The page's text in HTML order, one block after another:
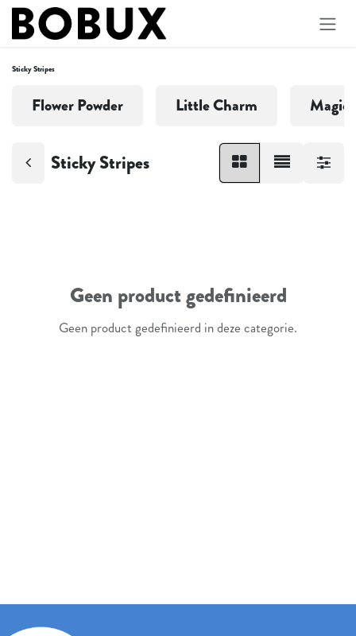
Overslaan naar inhoud
Sticky Stripes
Flower Powder Little Charm
Sticky Stripes
Geen product gedefinieerd
Geen product gedefinieerd in deze categorie.